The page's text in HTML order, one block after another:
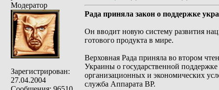
Модератор
Зарегистрирован:
27.04.2004
Рада приняла закон о поддержке
Он вводит новую систему развития
готового продукта в мире.
Верховная Рада приняла во втором
Украины о государственной
организационных и экономических
служба Аппарата ВР.